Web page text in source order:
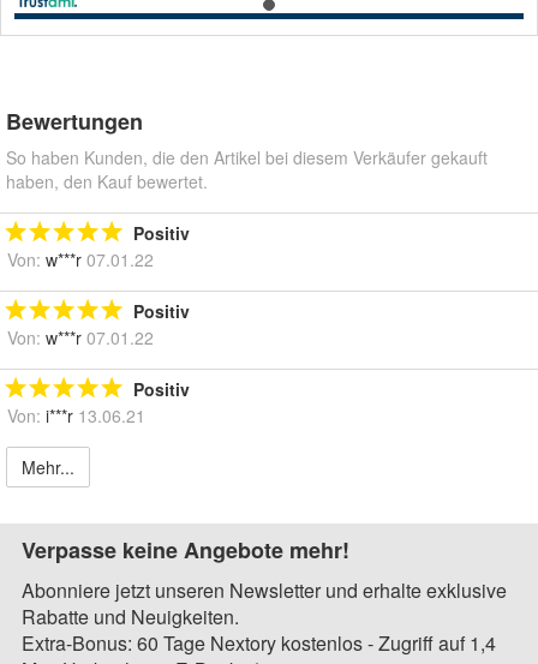
Bewertungen
So haben Kunden, die den Artikel bei diesem Verkäufer gekauft
haben, den Kauf bewertet.
Positiv
Von: w***r 07.01.22
Positiv
Von: w***r 07.01.22
Positiv
Von: i***r 13.06.21
Mehr...
Verpasse keine Angebote mehr!
Abonniere jetzt unseren Newsletter und erhalte exklusive
Rabatte und Neuigkeiten.
Extra-Bonus: 60 Tage Nextory kostenlos - Zugriff auf 1,4